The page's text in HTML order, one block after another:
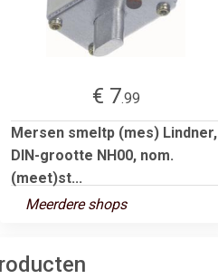
€ 7.99
Mersen smeltp (mes) Lindner,
DIN-grootte NH00, nom.
(meet)st...
Meerdere shops